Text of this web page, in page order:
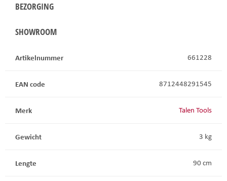
BEZORGING
SHOWROOM
Artikelnummer 661228
EAN code 8712448291545
Merk Talen Tools
Gewicht 3 kg
Lengte 90 cm